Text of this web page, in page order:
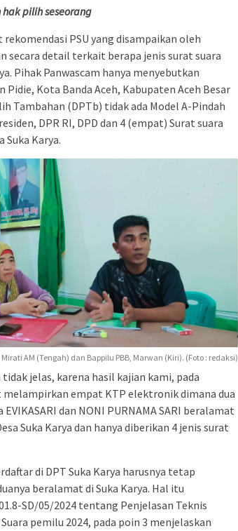
pilih seseorang
PSU yang disampaikan oleh
secara detail terkait berapa jenis surat suara
Pihak Panwascam hanya menyebutkan
Kota Banda Aceh, Kabupaten Aceh Besar
Tambahan (DPTb) tidak ada Model A-Pindah
DPR RI, DPD dan 4 (empat) Surat suara
Suka Karya.
Mirati AM (Tengah) dan Bappilu PBB, Marwan (Kiri). (Foto : redaksi)
jelas, karena hasil kajian kami, pada
empat KTP elektronik dimana dua
dan NONI PURNAMA SARI beralamat
Suka Karya dan hanya diberikan 4 jenis surat
di DPT Suka Karya harusnya tetap
beralamat di Suka Karya. Hal itu
SD/05/2024 tentang Penjelasan Teknis
pemilu 2024, pada poin 3 menjelaskan